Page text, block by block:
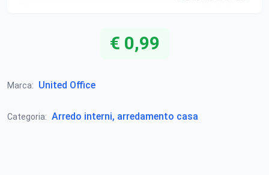
€ 0,99
Marca: United Office
Categoria: Arredo interni, arredamento casa